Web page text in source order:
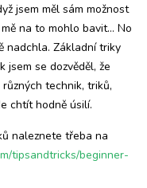
jsem měl sám možnost
na to mohlo bavit… No
nadchla. Základní triky
jsem se dozvěděl, že
technik, triků,
chtít hodně úsilí.
naleznete třeba na
tipsandtricks/beginner-